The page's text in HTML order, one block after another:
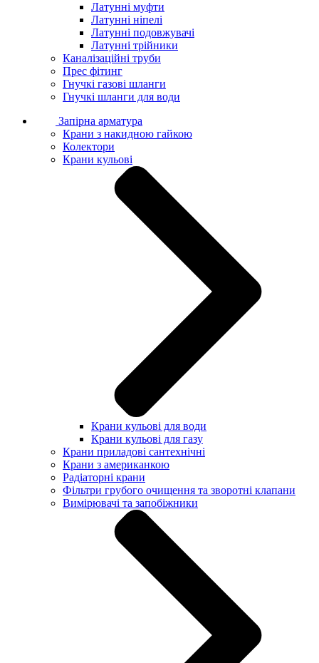
Латунні муфти
Латунні ніпелі
Латунні подовжувачі
Латунні трійники
Каналізаційні труби
Прес фітинг
Гнучкі газові шланги
Гнучкі шланги для води
Запірна арматура
Крани з накидною гайкою
Колектори
Крани кульові
Крани кульові для води
Крани кульові для газу
Крани приладові сантехнічні
Крани з американкою
Радіаторні крани
Фільтри грубого очищення та зворотні клапани
Вимірювачі та запобіжники